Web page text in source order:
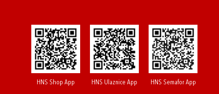
HNS Shop App HNS Ulaznice App HNS Semafor App